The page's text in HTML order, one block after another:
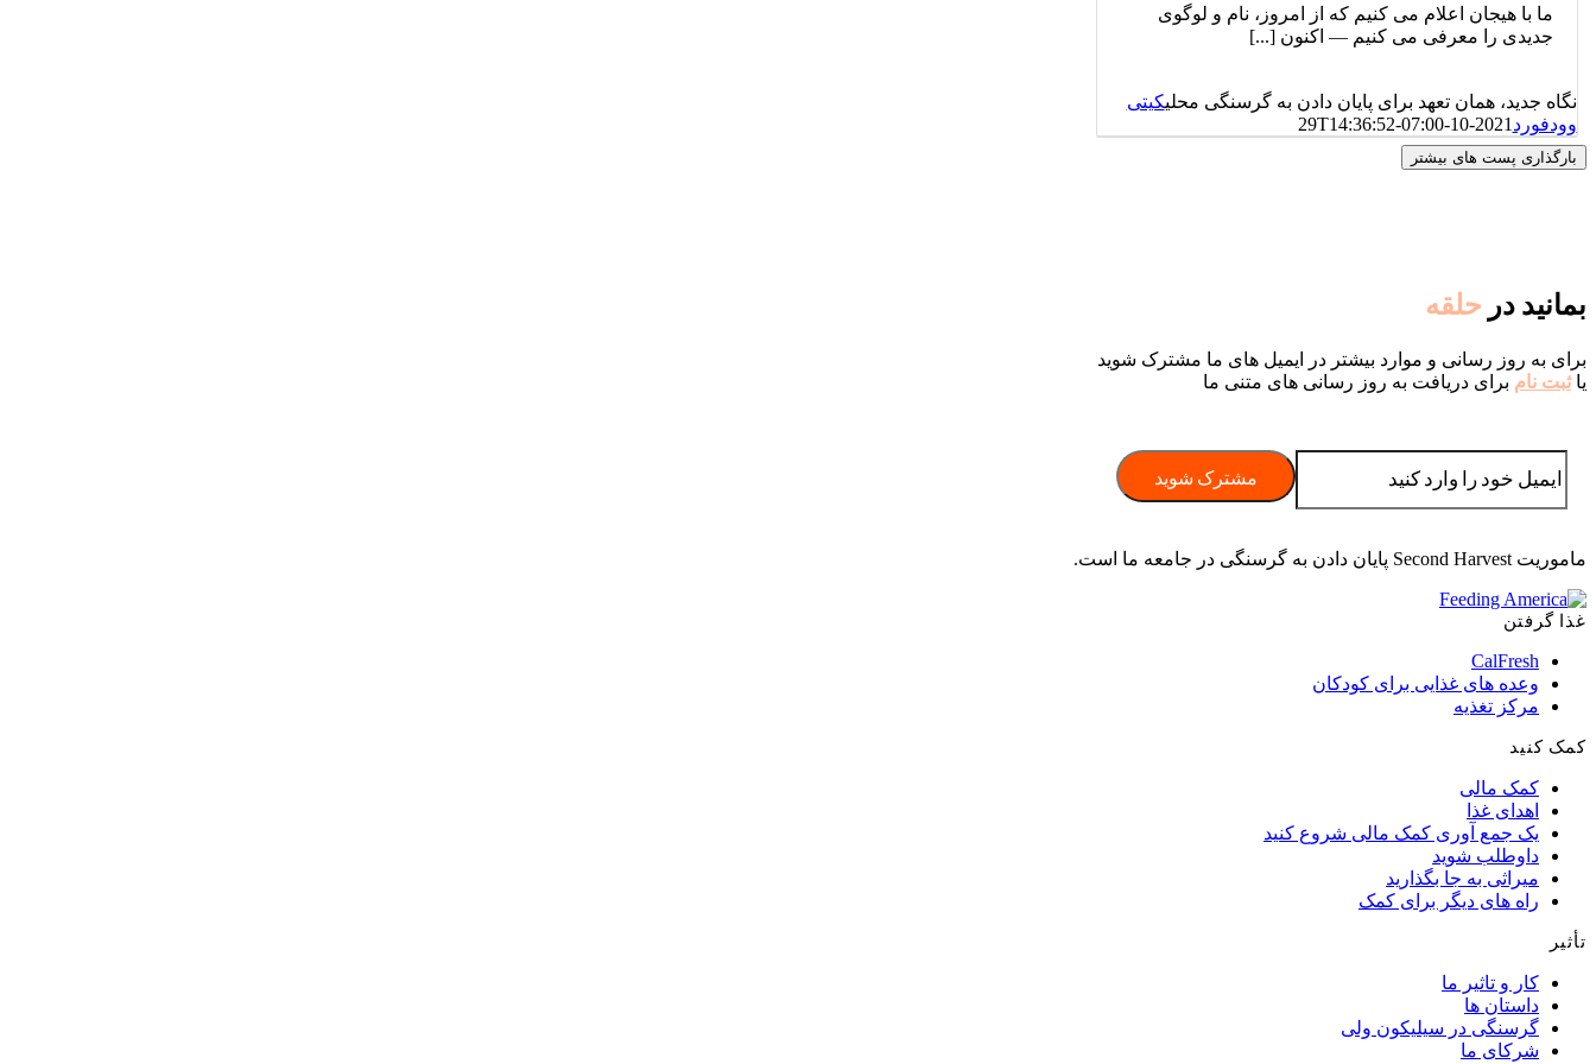
ما با هیجان اعلام می کنیم که از امروز، نام و لوگوی
جدیدی را معرفی می کنیم — اکنون [...]
نگاه جدید، همان تعهد برای پایان دادن به گرسنگی محلیکیتی
وودفورد 2021-10-29T14:36:52-07:00
بارگذاری پست های بیشتر
بمانید در حلقه
برای به روز رسانی و موارد بیشتر در ایمیل های ما مشترک شوید
یاثبت نام برای دریافت به روز رسانی های متنی ما
ماموریت Second Harvest پایان دادن به گرسنگی در جامعه ما است.
غذا گرفتن
CalFresh
وعده های غذایی برای کودکان
مرکز تغذیه
کمک کنید
کمک مالی
اهدای غذا
یک جمع آوری کمک مالی شروع کنید
داوطلب شوید
میراثی به جا بگذارید
راه های دیگر برای کمک
تأثیر
کار و تاثیر ما
داستان ها
گرسنگی در سیلیکون ولی
شرکای ما